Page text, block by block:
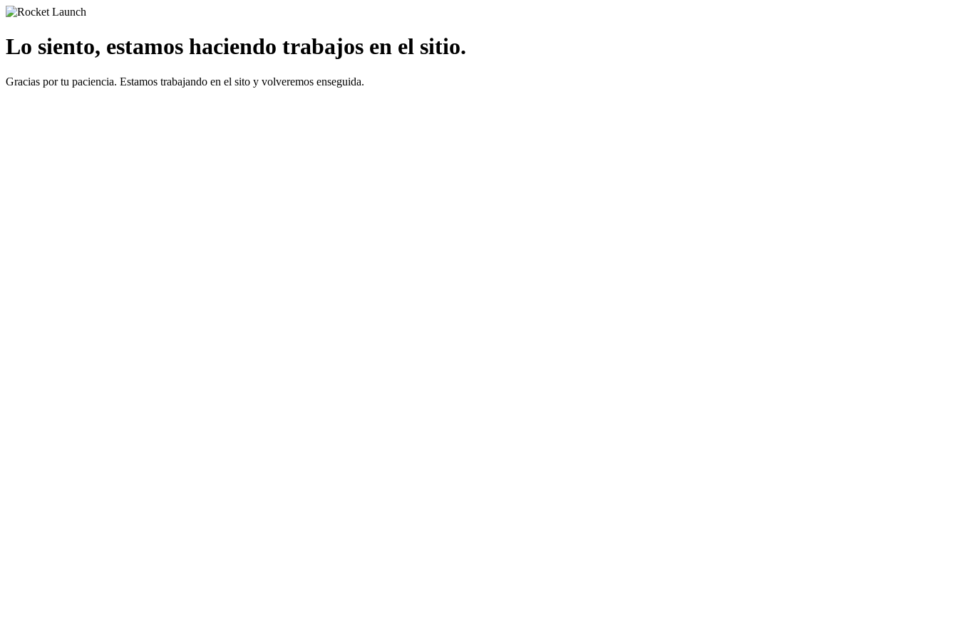
Lo siento, estamos haciendo trabajos en el sitio.
Gracias por tu paciencia. Estamos trabajando en el sito y volveremos enseguida.